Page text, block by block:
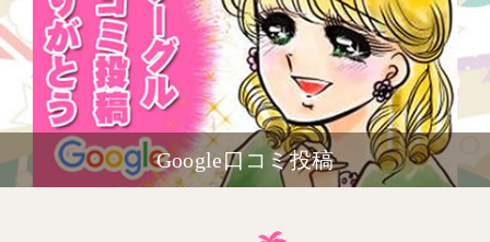
Google口コミ投稿